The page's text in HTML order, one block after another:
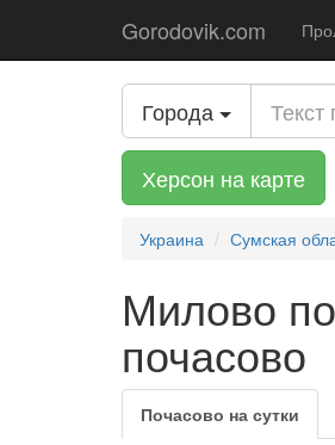
Gorodovik.com
Города
Херсон на карте
Украина Сумская
Милово
почасово
Почасово на сутки